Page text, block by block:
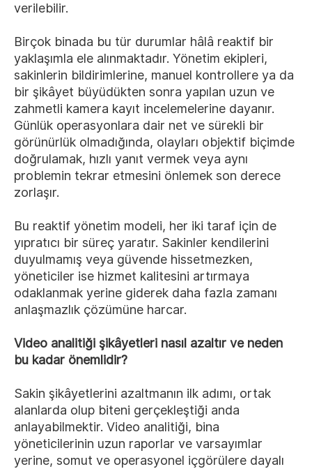
verilebilir.
Birçok binada bu tür durumlar hâlâ reaktif bir
yaklaşımla ele alınmaktadır. Yönetim ekipleri,
sakinlerin bildirimlerine, manuel kontrollere ya da
bir şikâyet büyüdükten sonra yapılan uzun ve
zahmetli kamera kayıt incelemelerine dayanır.
Günlük operasyonlara dair net ve sürekli bir
görünürlük olmadığında, olayları objektif biçimde
doğrulamak, hızlı yanıt vermek veya aynı
problemin tekrar etmesini önlemek son derece
zorlaşır.
Bu reaktif yönetim modeli, her iki taraf için de
yıpratıcı bir süreç yaratır. Sakinler kendilerini
duyulmamış veya güvende hissetmezken,
yöneticiler ise hizmet kalitesini artırmaya
odaklanmak yerine giderek daha fazla zamanı
anlaşmazlık çözümüne harcar.
Video analitiği şikâyetleri nasıl azaltır ve neden
bu kadar önemlidir?
Sakin şikâyetlerini azaltmanın ilk adımı, ortak
alanlarda olup biteni gerçekleştiği anda
anlayabilmektir. Video analitiği, bina
yöneticilerinin uzun raporlar ve varsayımlar
yerine, somut ve operasyonel içgörülere dayalı